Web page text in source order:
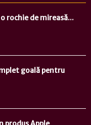
rochie de mireasă...
goală pentru